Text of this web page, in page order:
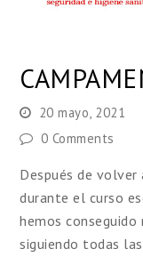
20 mayo, 2021
0 Comments
Después de volver
durante el curso
hemos
siguiendo todas